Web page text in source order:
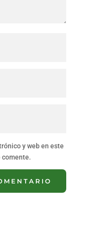
y web en este
comente.